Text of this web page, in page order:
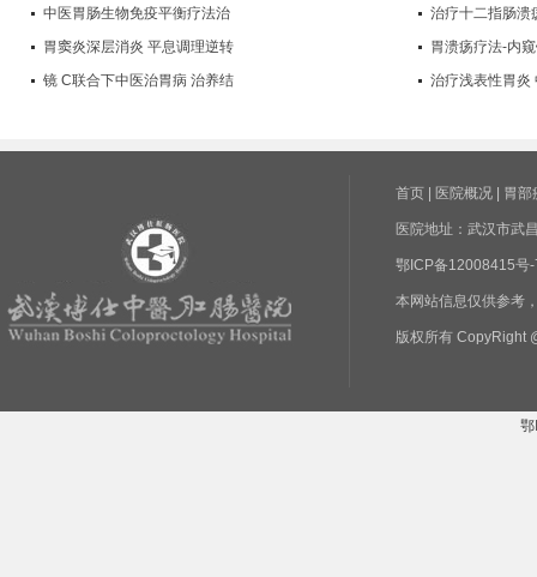
中医胃肠生物免疫平衡疗法治
治疗十二指肠溃
胃窦炎深层消炎 平息调理逆转
胃溃疡疗法-内
镜 C联合下中医治胃病 治养结
治疗浅表性胃炎
首页 医院概况 胃部
医院地址：武汉市武
鄂ICP备12008415号
本网站信息仅供参考
版权所有 CopyRight